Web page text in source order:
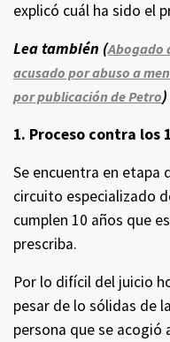
explicó cuál ha sido el
Lea también (Abogado
acusado por abuso a
por publicación de Petro)
1. Proceso contra los
Se encuentra en etapa
circuito especializado
cumplen 10 años que
prescriba.
Por lo difícil del juicio
pesar de lo sólidas de
persona que se